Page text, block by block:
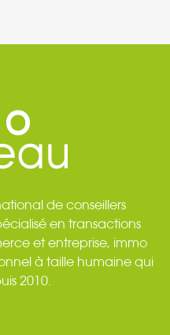
de conseillers
en transactions
et entreprise, immo
à taille humaine qui
2010.